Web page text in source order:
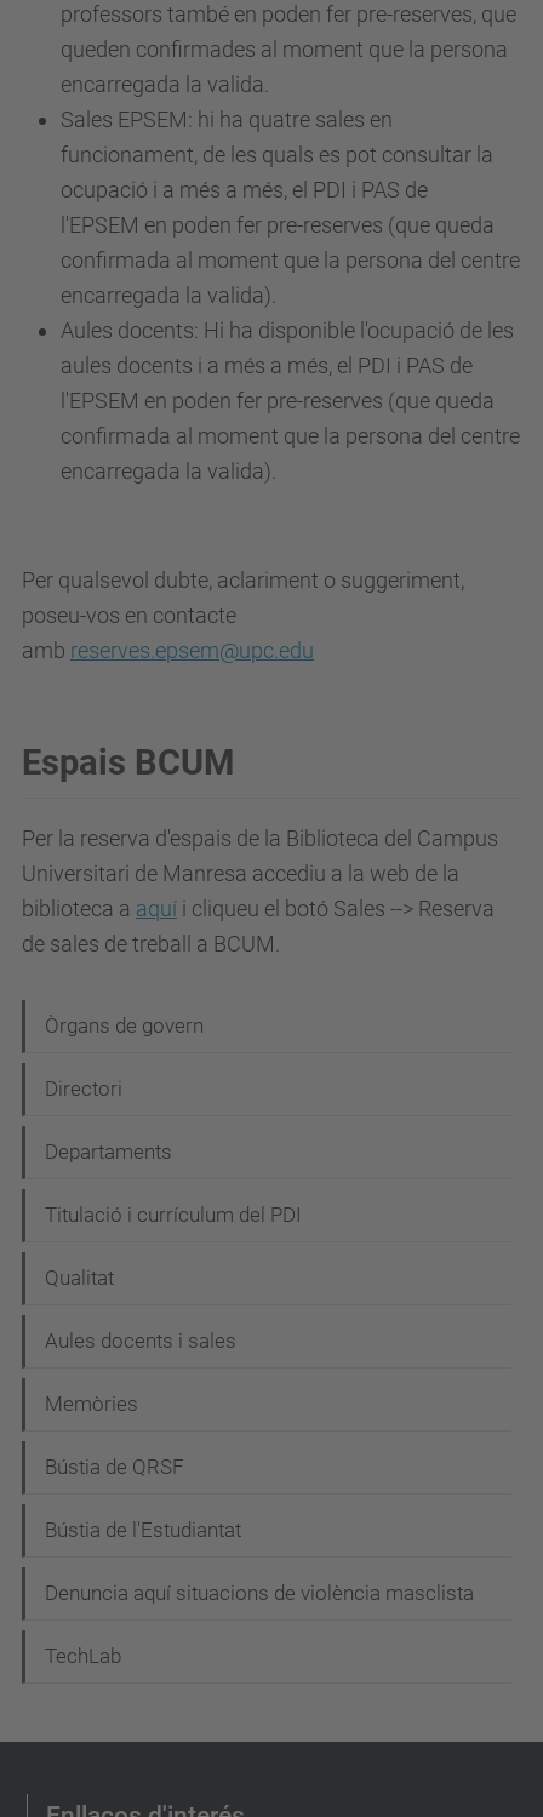
professors també en poden fer pre-reserves, que
queden confirmades al moment que la persona
encarregada la valida.
Sales EPSEM: hi ha quatre sales en
funcionament, de les quals es pot consultar la
ocupació i a més a més, el PDI i PAS de
l'EPSEM en poden fer pre-reserves (que queda
confirmada al moment que la persona del centre
encarregada la valida).
Aules docents: Hi ha disponible l'ocupació de les
aules docents i a més a més, el PDI i PAS de
l'EPSEM en poden fer pre-reserves (que queda
confirmada al moment que la persona del centre
encarregada la valida).
Per qualsevol dubte, aclariment o suggeriment,
poseu-vos en contacte
amb reserves.epsem@upc.edu
Espais BCUM
Per la reserva d'espais de la Biblioteca del Campus
Universitari de Manresa accediu a la web de la
biblioteca a aquí i cliqueu el botó Sales --> Reserva
de sales de treball a BCUM.
a
v
g
a
i
ó
Òrgans de govern
Directori
Departaments
Titulació i currículum del PDI
Qualitat
Aules docents i sales
Memòries
Bústia de QRSF
Bústia de l'Estudiantat
Denuncia aquí situacions de violència masclista
TechLab